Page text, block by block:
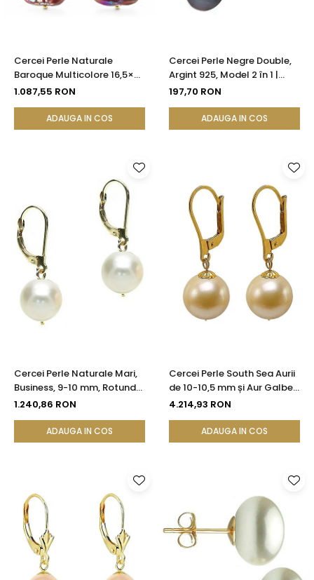
Cercei Perle Naturale
Baroque Multicolore 16,5×25
mm, Aur 14K (aur 585),
1.087,55 RON
ADAUGA IN COS
Cercei Perle Negre Double,
Argint 925, Model 2 în 1 |
KASKADDA®
197,70 RON
ADAUGA IN COS
Cercei Perle Naturale Mari,
Business, 9-10 mm, Rotunde
AAA, Aur 14K (aur 585) |
1.240,86 RON
ADAUGA IN COS
Cercei Perle South Sea Aurii
de 10-10,5 mm și Aur Galben
14K, Forma Rotundă |
4.214,93 RON
ADAUGA IN COS